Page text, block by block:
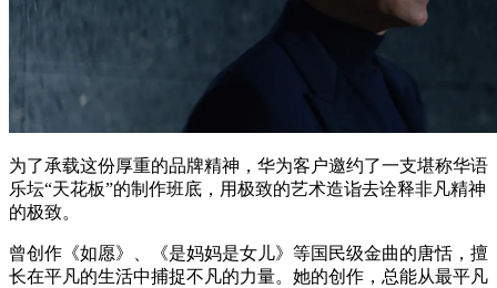
为了承载这份厚重的品牌精神，华为客户邀约了一支堪称华语
乐坛“天花板”的制作班底，用极致的艺术造诣去诠释非凡精神
的极致。
曾创作《如愿》、《是妈妈是女儿》等国民级金曲的唐恬，擅
长在平凡的生活中捕捉不凡的力量。她的创作，总能从最平凡